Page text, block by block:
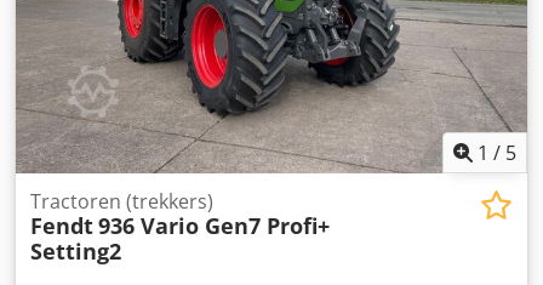
1 / 5
Tractoren (trekkers)
Fendt936 Vario Gen7 Profi+
Setting2